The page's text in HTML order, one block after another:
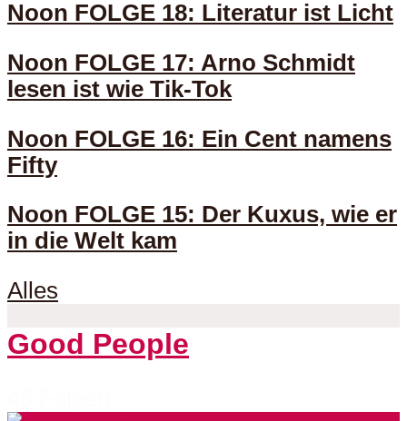
Noon FOLGE 18: Literatur ist Licht
Noon FOLGE 17: Arno Schmidt
lesen ist wie Tik-Tok
Noon FOLGE 16: Ein Cent namens
Fifty
Noon FOLGE 15: Der Kuxus, wie er
in die Welt kam
Alles
Good People